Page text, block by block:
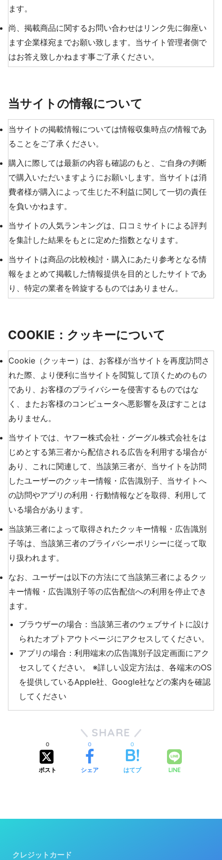
ます。
尚、掲載商品に関するお問い合わせはリンク先に御座い
ます企業様宛までお願い致します。当サイト管理者側で
はお答え致しかねます事ご了承ください。
当サイトの情報について
当サイトの掲載情報については情報収集時点の情報であ
ることをご了承ください。
購入に際しては最新の内容も確認のもと、ご自身の判断
で購入いただいますようにお願いします。当サイトは消
費者様が購入によって生じた不利益に関して一切の責任
を負いかねます。
当サイトの人気ランキングは、口コミサイトによる評判
を集計した結果をもとに定めた指数となります。
当サイトは商品の比較検討・購入にあたり参考となる情
報をまとめて掲載した情報提供を目的としたサイトであ
り、特定の業者を斡旋するものではありません。
COOKIE：クッキーについて
Cookie（クッキー）は、お客様が当サイトを再度訪問さ
れた際、より便利に当サイトを閲覧して頂くためのもの
であり、お客様のプライバシーを侵害するものではな
く、またお客様のコンピュータへ悪影響を及ぼすことは
ありません。
当サイトでは、ヤフー株式会社・グーグル株式会社をは
じめとする第三者から配信される広告を利用する場合が
あり、これに関連して、当該第三者が、当サイトを訪問
したユーザーのクッキー情報・広告識別子、当サイトへ
の訪問やアプリの利用・行動情報などを取得、利用して
いる場合があります。
当該第三者によって取得されたクッキー情報・広告識別
子等は、当該第三者のプライバシーポリシーに従って取
り扱われます。
なお、ユーザーは以下の方法にて当該第三者によるクッ
キー情報・広告識別子等の広告配信への利用を停止でき
ます。
ブラウザーの場合：当該第三者のウェブサイトに設け
られたオプトアウトページにアクセスしてください。
アプリの場合：利用端末の広告識別子設定画面にアク
セスしてください。 ※詳しい設定方法は、各端末のOS
を提供しているApple社、Google社などの案内を確認
してください
SHARE
ポスト
0
シェア
0
はてブ
0
LINE
クレジットカード